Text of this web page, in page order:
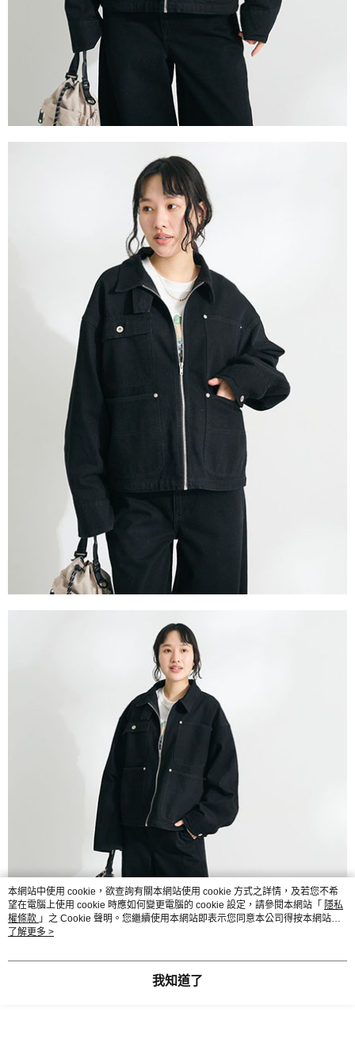
本網站中使用 cookie，欲查詢有關本網站使用 cookie 方式之詳情，及若您不希
望在電腦上使用 cookie 時應如何變更電腦的 cookie 設定，請參閱本網站「 隱私
權條款 」之 Cookie 聲明。您繼續使用本網站即表示您同意本公司得按本網站使
用條款之 Cookie 聲明使用 cookie。
了解更多 >
我知道了